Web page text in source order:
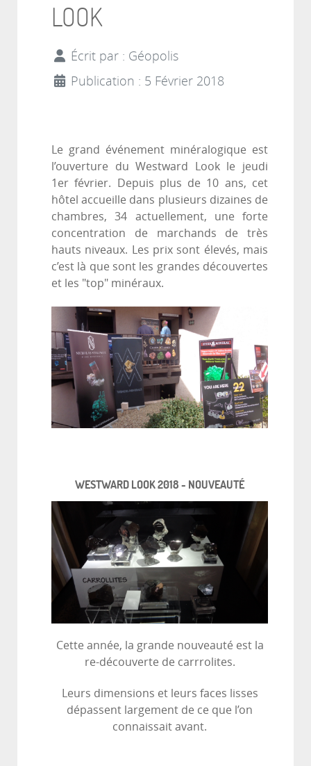
LOOK
Écrit par : Géopolis
Publication : 5 Février 2018
Le grand événement minéralogique est
l’ouverture du Westward Look le jeudi
1er février. Depuis plus de 10 ans, cet
hôtel accueille dans plusieurs dizaines de
chambres, 34 actuellement, une forte
concentration de marchands de très
hauts niveaux. Les prix sont élevés, mais
c’est là que sont les grandes découvertes
et les "top" minéraux.
WESTWARD LOOK 2018 - NOUVEAUTÉ
Cette année, la grande nouveauté est la
re-découverte de carrrolites.
Leurs dimensions et leurs faces lisses
dépassent largement de ce que l’on
connaissait avant.